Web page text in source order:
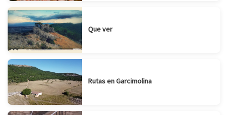
Que ver
Rutas en Garcimolina